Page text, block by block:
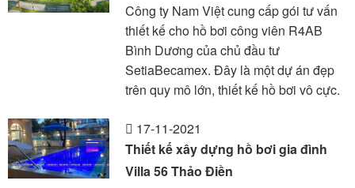
Công ty Nam Việt cung cấp gói tư vấn
thiết kế cho hồ bơi công viên R4AB
Bình Dương của chủ đầu tư
SetiaBecamex. Đây là một dự án đẹp
trên quy mô lớn, thiết kế hồ bơi vô cực.
17-11-2021
Thiết kế xây dựng hồ bơi gia đình
Villa 56 Thảo Điền